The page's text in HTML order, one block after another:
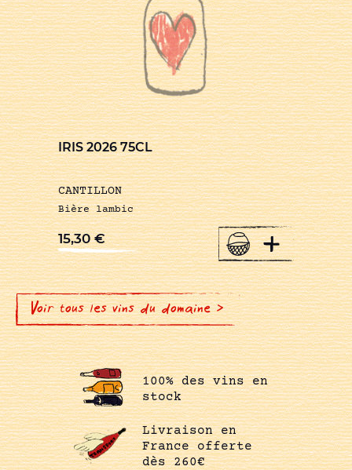
IRIS 2026 75CL
CANTILLON
Bière lambic
15,30€ +
Voir tous les vins du domaine >
100% des vins en
stock
Livraison en
France offerte
dès 260€